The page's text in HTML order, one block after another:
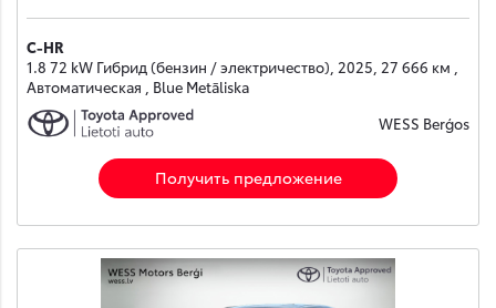
C-HR
1.8 72 kW Гибрид (бензин / электричество), 2025, 27 666 км ,
Автоматическая , Blue Metāliska
WESS Berģos
Получить предложение